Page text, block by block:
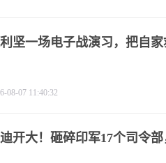
坚一场电子战演习，把自家
08-07 11:40:32
开大！砸碎印军17个司令